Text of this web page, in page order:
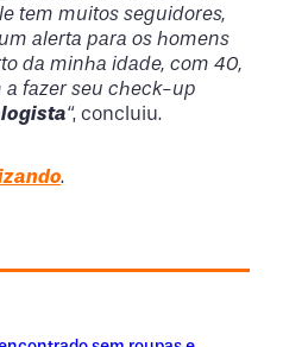
tem muitos seguidores,
alerta para os homens
da minha idade, com 40,
a fazer seu check-up
“, concluiu.
.